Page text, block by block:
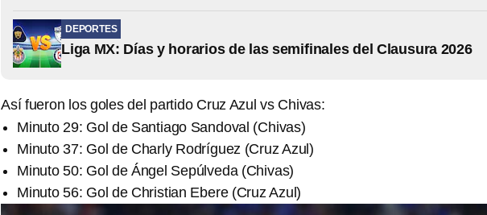
DEPORTES
Liga MX: Días y horarios de las semifinales del Clausura 2026
Así fueron los goles del partido Cruz Azul vs Chivas:
Minuto 29: Gol de Santiago Sandoval (Chivas)
Minuto 37: Gol de Charly Rodríguez (Cruz Azul)
Minuto 50: Gol de Ángel Sepúlveda (Chivas)
Minuto 56: Gol de Christian Ebere (Cruz Azul)